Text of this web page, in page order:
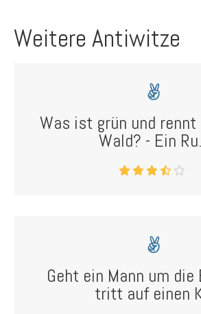
Weitere Antiwitze
Was ist grün und rennt
Wald? - Ein
Geht ein Mann um die
tritt auf einen